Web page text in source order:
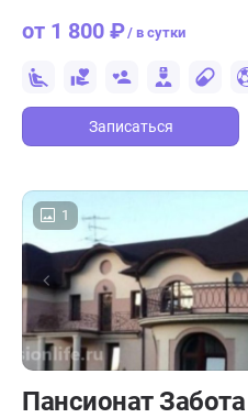
от 1 800 ₽/ в сутки
Записаться
1
Пансионат